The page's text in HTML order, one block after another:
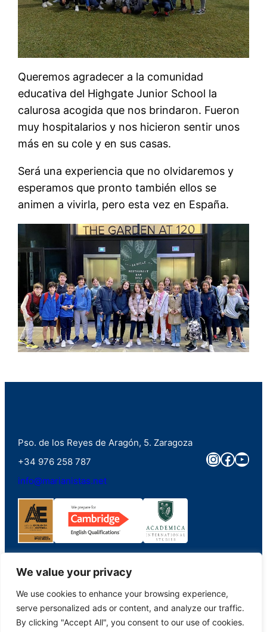
We value your privacy
We use cookies to enhance your browsing experience,
serve personalized ads or content, and analyze our traffic.
By clicking "Accept All", you consent to our use of cookies.
Queremos agradecer a la comunidad
educativa del Highgate Junior School la
calurosa acogida que nos brindaron. Fueron
muy hospitalarios y nos hicieron sentir unos
más en su cole y en sus casas.
Será una experiencia que no olvidaremos y
esperamos que pronto también ellos se
animen a vivirla, pero esta vez en España.
Pso. de los Reyes de Aragón, 5. Zaragoza
+34 976 258 787
info@marianistas.net
©2023. Colegio Santa Maria del Pilar Marianistas (Zaragoza). Derechos